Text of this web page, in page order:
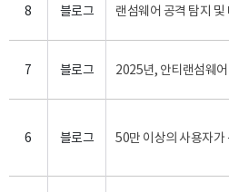
8 블로그
7 블로그
6 블로그